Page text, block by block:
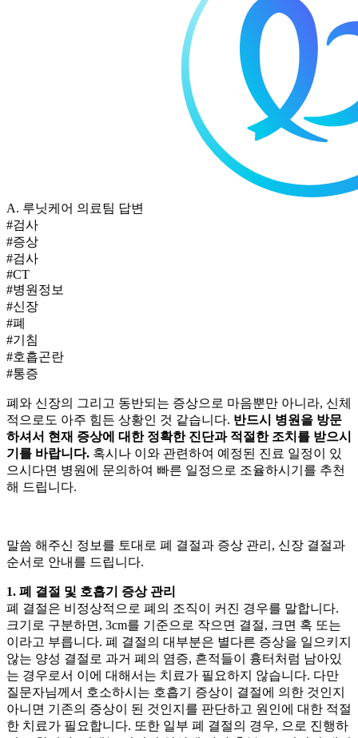
A. 루닛케어 의료팀 답변
#검사
#증상
#검사
#CT
#병원정보
#신장
#폐
#기침
#호흡곤란
#통증
폐와 신장의 그리고 동반되는 증상으로 마음뿐만 아니라, 신체
적으로도 아주 힘든 상황인 것 같습니다. 반드시 병원을 방문
하셔서 현재 증상에 대한 정확한 진단과 적절한 조치를 받으시
기를 바랍니다. 혹시나 이와 관련하여 예정된 진료 일정이 있
으시다면 병원에 문의하여 빠른 일정으로 조율하시기를 추천
해 드립니다.
말씀 해주신 정보를 토대로 폐 결절과 증상 관리, 신장 결절과
순서로 안내를 드립니다.
1. 폐 결절 및 호흡기 증상 관리
폐 결절은 비정상적으로 폐의 조직이 커진 경우를 말합니다.
크기로 구분하면, 3cm를 기준으로 작으면 결절, 크면 혹 또는
이라고 부릅니다. 폐 결절의 대부분은 별다른 증상을 일으키지
않는 양성 결절로 과거 폐의 염증, 흔적들이 흉터처럼 남아있
는 경우로서 이에 대해서는 치료가 필요하지 않습니다. 다만
질문자님께서 호소하시는 호흡기 증상이 결절에 의한 것인지
아니면 기존의 증상이 된 것인지를 판단하고 원인에 대한 적절
한 치료가 필요합니다. 또한 일부 폐 결절의 경우, 으로 진행하